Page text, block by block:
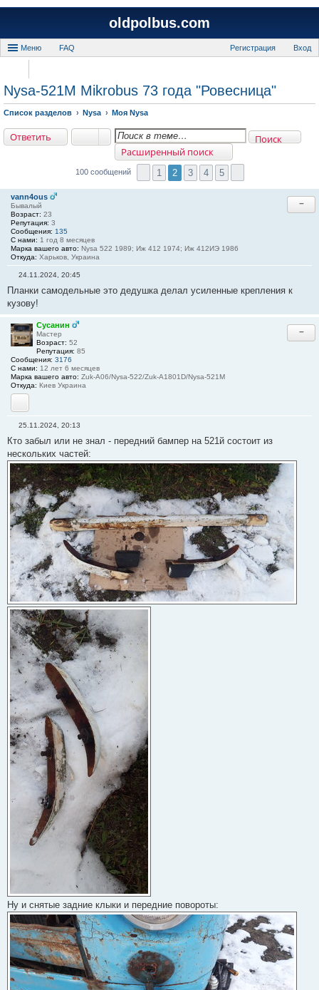
oldpolbus.com
Меню FAQ Вход
Регистрация
Nysa-521M Mikrobus 73 года "Ровесница"
Список разделов Nysa Моя Nysa
Ответить
Поиск
Расширенный поиск
100 сообщений 1 2 3 4 5
vann4ous
Бывалый
Возраст: 23
Репутация: 3
Сообщения: 135
С нами: 1 год 8 месяцев
Марка вашего авто: Nysa 522 1989; Иж 412 1974; Иж 412ИЭ 1986
Откуда: Харьков, Украина
−
о
б
щ
е
н
и
#
2
1
24.11.2024, 20:45
Планки самодельные это дедушка делал усиленные крепления к
кузову!
Сусанин
Мастер
Возраст: 52
Репутация: 85
Сообщения: 3176
С нами: 12 лет 6 месяцев
Марка вашего авто: Zuk-A06/Nysa-522/Zuk-A1801D/Nysa-521M
Откуда: Киев Украина
YouTube
−
о
б
щ
е
н
и
е
#
2
2
25.11.2024, 20:13
Кто забыл или не знал - передний бампер на 521й состоит из
нескольких частей:
Ну и снятые задние клыки и передние повороты: